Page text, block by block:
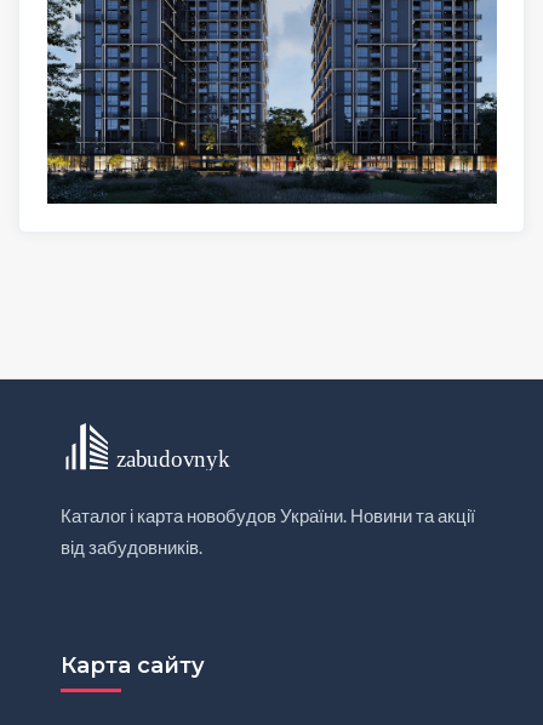
Каталог і карта новобудов України. Новини та акції
від забудовників.
Карта сайту